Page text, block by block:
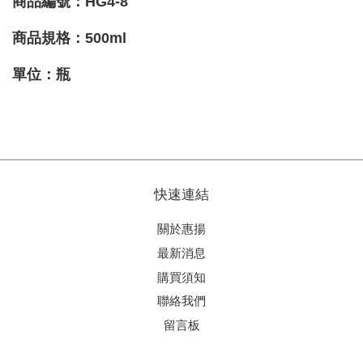
商品規格：500ml
單位：瓶
快速連結
關於惠揚
最新消息
購買須知
聯絡我們
留言板